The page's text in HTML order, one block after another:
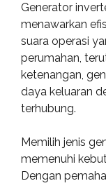
Generator
menawarkan
suara operasi
perumahan,
ketenangan,
daya keluaran
terhubung.
Memilih jenis
memenuhi
Dengan